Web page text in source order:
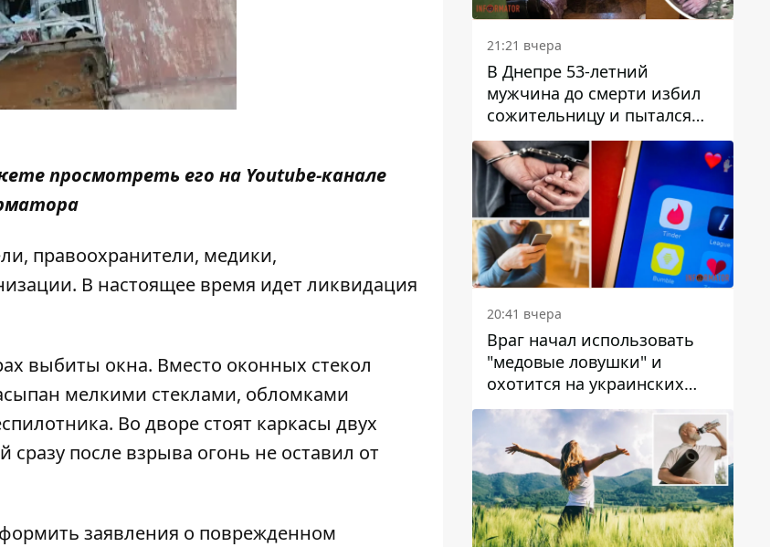
просмотреть его на Youtube-канале
правоохранители, медики,
В настоящее время идет ликвидация
выбиты окна. Вместо оконных стекол
мелкими стеклами, обломками
Во дворе стоят каркасы двух
после взрыва огонь не оставил от
заявления о поврежденном
21:21 вчера
В Днепре 53-летний
мужчина до смерти избил
сожительницу и пытался
скрыть преступление:
детали
20:41 вчера
Враг начал использовать
"медовые ловушки" и
охотится на украинских
военнослужащих